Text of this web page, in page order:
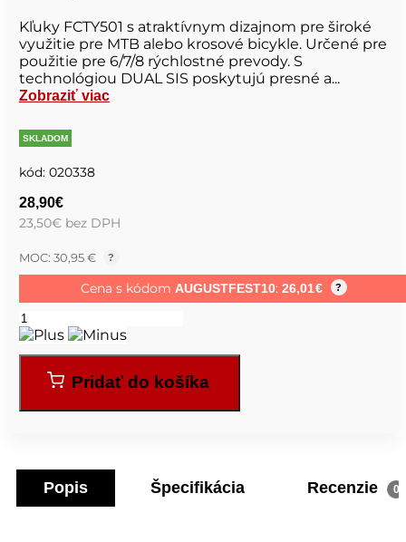
Kľuky FCTY501 s atraktívnym dizajnom pre široké
využitie pre MTB alebo krosové bicykle. Určené pre
použitie pre 6/7/8 rýchlostné prevody. S
technológiou DUAL SIS poskytujú presné a...
Zobraziť viac
SKLADOM
kód: 020338
28,90€
23,50€ bez DPH
MOC: 30,95 € ?
Cena s kódomAUGUSTFEST10:26,01€ ?
Pridať do košíka
Popis Špecifikácia Recenzie 0